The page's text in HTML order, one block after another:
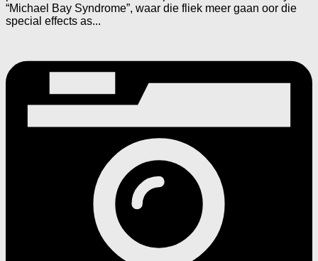
“Michael Bay Syndrome”, waar die fliek meer gaan oor die
special effects as...